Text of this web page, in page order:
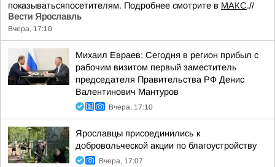
показыватьсяпосетителям. Подробнее смотрите в МАКС.//
Вести Ярославль
Вчера, 17:10
Михаил Евраев: Сегодня в регион прибыл с
рабочим визитом первый заместитель
председателя Правительства РФ Денис
Валентинович Мантуров
Вчера, 17:10
Ярославцы присоединились к
добровольческой акции по благоустройству
Вчера, 17:07